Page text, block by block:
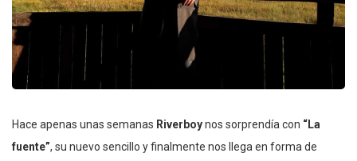
Hace apenas unas semanas Riverboynos sorprendía con “La
fuente”, su nuevo sencillo y finalmente nos llega en forma de